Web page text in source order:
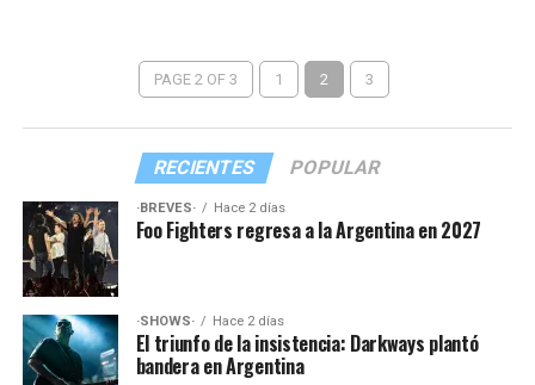
PAGE 2 OF 3 1 2 3
RECIENTES POPULAR
·BREVES· Hace 2 días
Foo Fighters regresa a la Argentina en 2027
·SHOWS· Hace 2 días
El triunfo de la insistencia: Darkways plantó
bandera en Argentina